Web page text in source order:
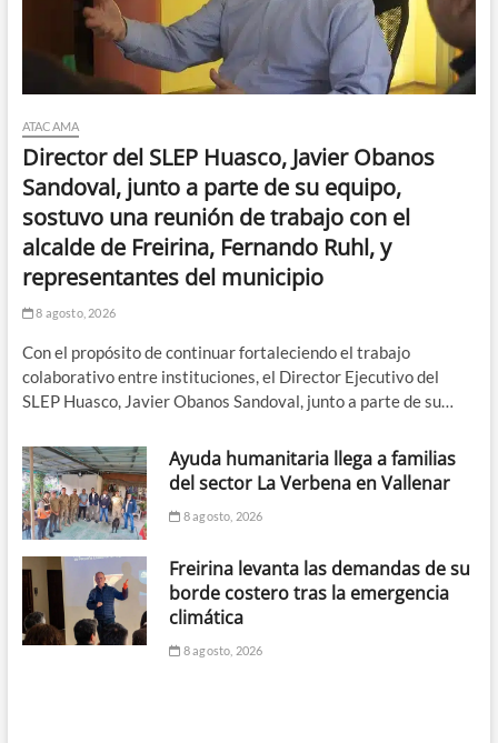
ATACAMA
Director del SLEP Huasco, Javier Obanos
Sandoval, junto a parte de su equipo,
sostuvo una reunión de trabajo con el
alcalde de Freirina, Fernando Ruhl, y
representantes del municipio
8 agosto, 2026
Con el propósito de continuar fortaleciendo el trabajo
colaborativo entre instituciones, el Director Ejecutivo del
SLEP Huasco, Javier Obanos Sandoval, junto a parte de su…
Ayuda humanitaria llega a familias
del sector La Verbena en Vallenar
8 agosto, 2026
Freirina levanta las demandas de su
borde costero tras la emergencia
climática
8 agosto, 2026